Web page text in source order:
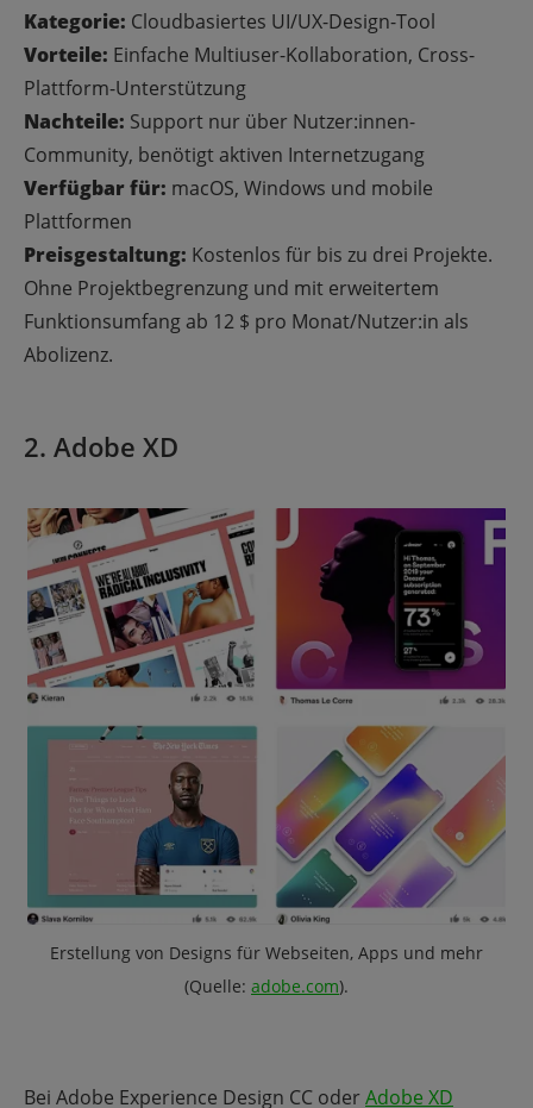
Kategorie: Cloudbasiertes UI/UX-Design-Tool
Vorteile: Einfache Multiuser-Kollaboration, Cross-
Plattform-Unterstützung
Nachteile: Support nur über Nutzer:innen-
Community, benötigt aktiven Internetzugang
Verfügbar für: macOS, Windows und mobile
Plattformen
Preisgestaltung: Kostenlos für bis zu drei Projekte.
Ohne Projektbegrenzung und mit erweitertem
Funktionsumfang ab 12 $ pro Monat/Nutzer:in als
Abolizenz.
2. Adobe XD
Erstellung von Designs für Webseiten, Apps und mehr
(Quelle: adobe.com).
Bei Adobe Experience Design CC oder Adobe XD